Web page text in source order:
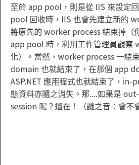
至於 app pool，則是從 IIS 來設定
pool 回收時，IIS 也會先建立新的
將原先的 worker process 結束掉（
app pool 時，利用工作管理員觀察
化）。當然，worker process 一結
domain 也就結束了，在那個 app
ASP.NET 應用程式也就結束了，in-
態資料亦隨之消失。那....如果是
session 呢？還在！（謎之音：會不